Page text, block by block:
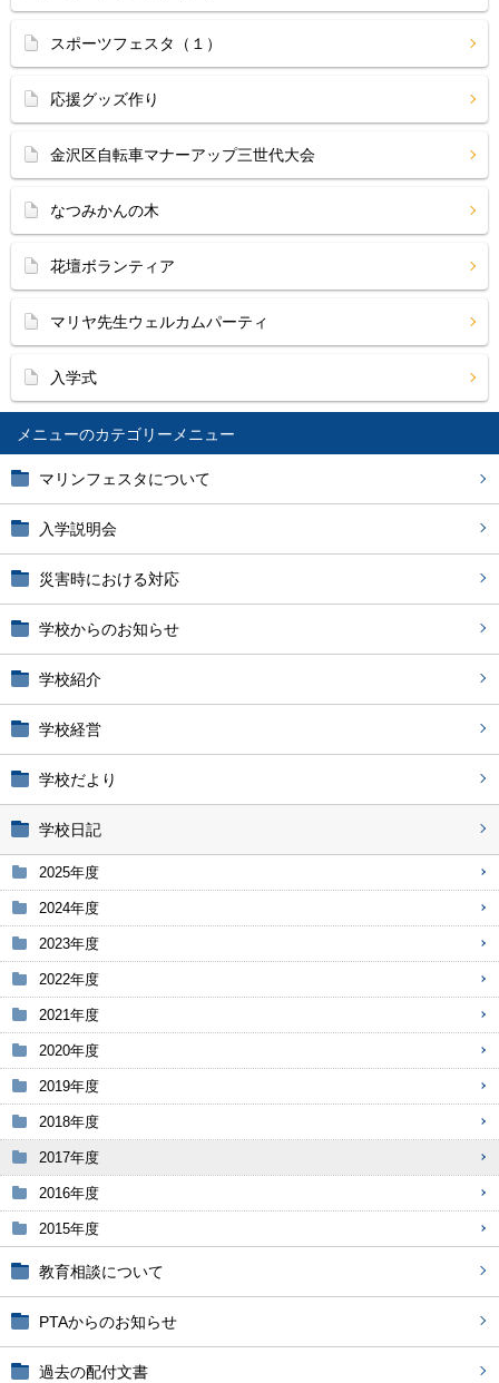
メニュー
マリンフェスタについて
入学説明会
災害時における対応
学校からのお知らせ
学校紹介
学校経営
学校だより
学校日記
2025年度
2024年度
2023年度
2022年度
2021年度
2020年度
2019年度
2018年度
2017年度
2016年度
2015年度
教育相談について
PTAからのお知らせ
過去の配付文書
スポーツフェスタ（１）
応援グッズ作り
金沢区自転車マナーアップ三世代大会
なつみかんの木
花壇ボランティア
マリヤ先生ウェルカムパーティ
入学式